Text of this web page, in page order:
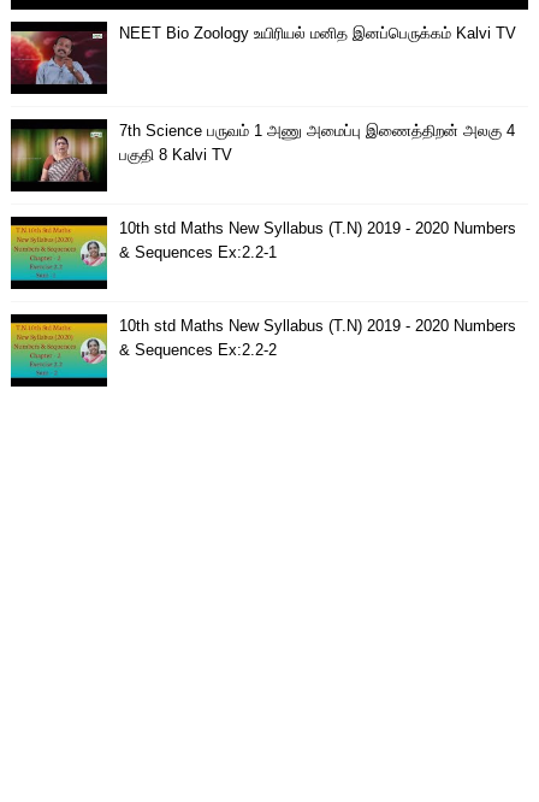
NEET Bio Zoology உயிரியல் மனித இனப்பெருக்கம் Kalvi TV
7th Science பருவம் 1 அணு அமைப்பு இணைத்திறன் அலகு 4
பகுதி 8 Kalvi TV
10th std Maths New Syllabus (T.N) 2019 - 2020 Numbers
& Sequences Ex:2.2-1
10th std Maths New Syllabus (T.N) 2019 - 2020 Numbers
& Sequences Ex:2.2-2